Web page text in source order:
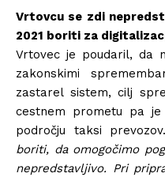
Vrtovcu se zdi
2021 boriti za
Vrtovec je poudaril, da
zakonskimi
zastarel sistem, cilj
cestnem prometu pa
področju taksi
boriti, da omogočimo
nepredstavljivo. Pri